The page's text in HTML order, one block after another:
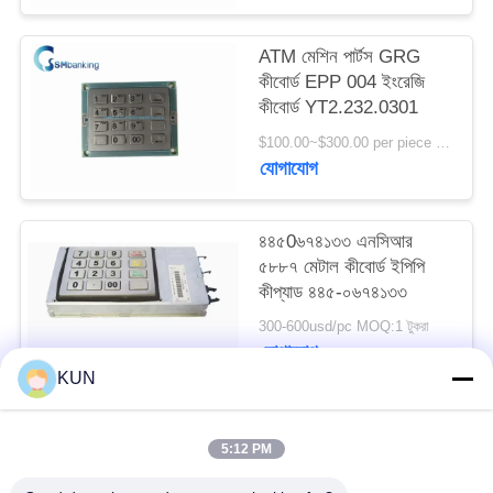
PRIVACY
POLICY
ATM মেশিন পার্টস GRG
কীবোর্ড EPP 004 ইংরেজি
কীবোর্ড YT2.232.0301
$100.00~$300.00 per piece MOQ:1
যোগাযোগ
৪৪৫0৬৭৪১৩৩ এনসিআর
৫৮৮৭ মেটাল কীবোর্ড ইপিপি
কীপ্যাড ৪৪৫-০৬৭৪১৩৩
300-600usd/pc MOQ:1 টুকরা
যোগাযোগ
KUN
5:12 PM